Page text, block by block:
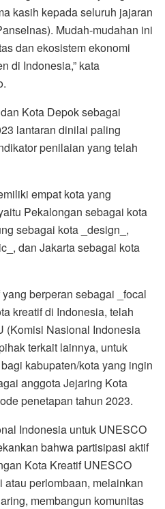
kasih kepada seluruh jajaran
Mudah-mudahan ini
dan ekosistem ekonomi
di Indonesia,” kata
Kota Depok sebagai
lantaran dinilai paling
penilaian yang telah
empat kota yang
Pekalongan sebagai kota
sebagai kota _design_,
dan Jakarta sebagai kota
berperan sebagai _focal
kreatif di Indonesia, telah
(Komisi Nasional Indonesia
terkait lainnya, untuk
kabupaten/kota yang ingin
anggota Jejaring Kota
penetapan tahun 2023.
Indonesia untuk UNESCO
bahwa partisipasi aktif
Kota Kreatif UNESCO
perlombaan, melainkan
membangun komunitas